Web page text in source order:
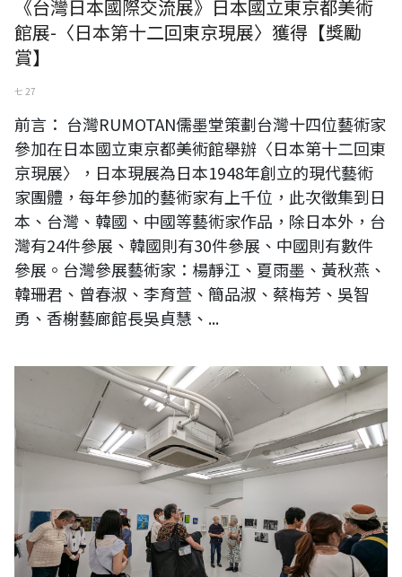
《台灣日本國際交流展》日本國立東京都美術
館展-〈日本第十二回東京現展〉獲得【獎勵
賞】
七 27
前言： 台灣RUMOTAN儒墨堂策劃台灣十四位藝術家
參加在日本國立東京都美術館舉辦〈日本第十二回東
京現展〉，日本現展為日本1948年創立的現代藝術
家團體，每年參加的藝術家有上千位，此次徵集到日
本、台灣、韓國、中國等藝術家作品，除日本外，台
灣有24件參展、韓國則有30件參展、中國則有數件
參展。台灣參展藝術家：楊靜江、夏雨墨、黃秋燕、
韓珊君、曾春淑、李育萱、簡品淑、蔡梅芳、吳智
勇、香榭藝廊館長吳貞慧、...
《台灣日本國際交流展》【現場直擊】日本東京銀座畫廊《Gallery
HiNOK:Art Fair XXⅥ》藝術展現場